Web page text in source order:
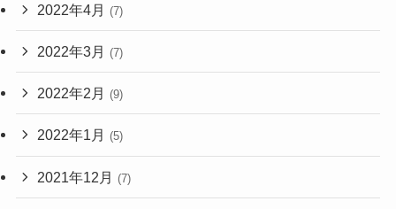
2022年4月 (7)
2022年3月 (7)
2022年2月 (9)
2022年1月 (5)
2021年12月 (7)